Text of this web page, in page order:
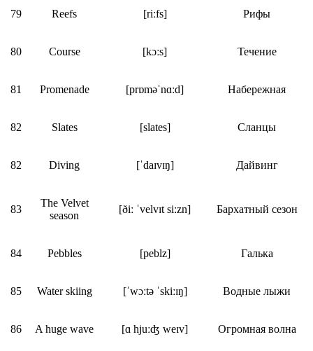
79 Reefs [riːfs] Рифы
80 Course [kɔːs] Течение
81 Promenade [prɒməˈnɑːd] Набережная
82 Slates [slates] Сланцы
82 Diving [ˈdaɪvɪŋ] Дайвинг
83
The Velvet
season
[ðiː ˈvelvɪt siːzn] Бархатный сезон
84 Pebbles [peblz] Галька
85 Water skiing [ˈwɔːtə ˈskiːɪŋ] Водные лыжи
86 A huge wave [ɑ hjuːʤ weɪv] Огромная волна